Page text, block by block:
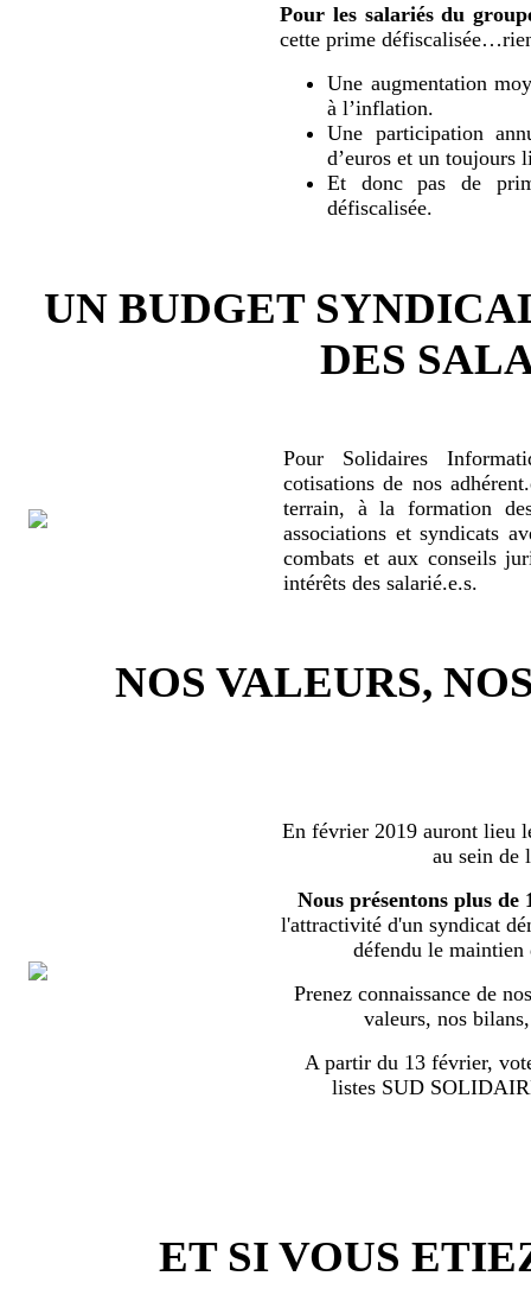
Pour les salariés du
cette prime
Une augmentation
à l’inflation.
Une participation
d’euros et un toujours
Et donc pas de
défiscalisée.
UN BUDGET
DES
Pour Solidaires
cotisations de nos
terrain, à la formation
associations et syndicats
combats et aux conseils
intérêts des salarié.e.s.
NOS VALEURS,
En février 2019 auront lieu
au sein de
Nous présentons plus de
l'attractivité d'un syndicat
défendu le maintien
Prenez connaissance de
valeurs, nos
A partir du 13 février,
listes SUD
ET SI VOUS